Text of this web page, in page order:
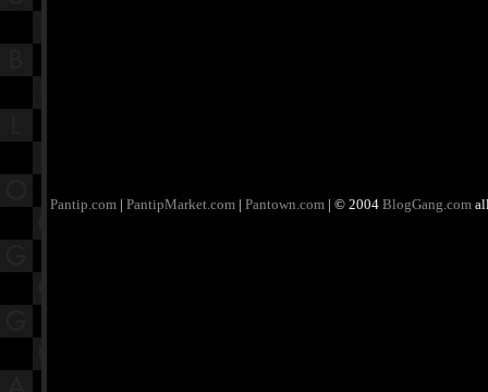
Pantip.com | PantipMarket.com | Pantown.com | © 2004 BlogGang.com